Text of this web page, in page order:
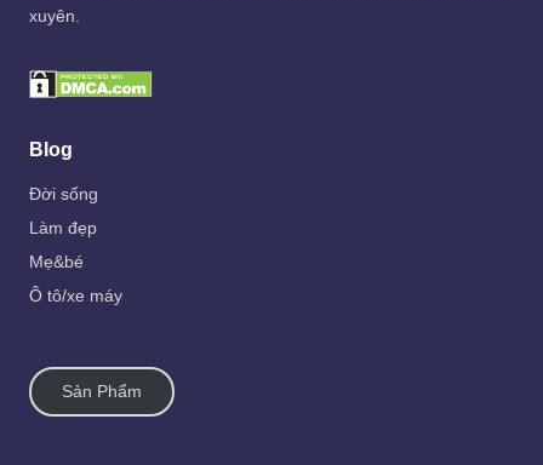
xuyên.
Blog
Đời sống
Làm đẹp
Mẹ&bé
Ô tô/xe máy
Sản Phẩm